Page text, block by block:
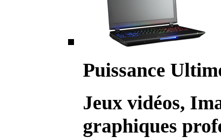
Puissance
Jeux vidéos,
graphiques